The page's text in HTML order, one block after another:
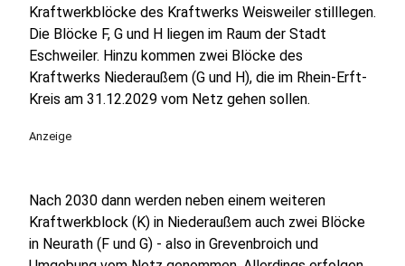
Kraftwerkblöcke des Kraftwerks Weisweiler stilllegen.
Die Blöcke F, G und H liegen im Raum der Stadt
Eschweiler. Hinzu kommen zwei Blöcke des
Kraftwerks Niederaußem (G und H), die im Rhein-Erft-
Kreis am 31.12.2029 vom Netz gehen sollen.
Anzeige
Nach 2030 dann werden neben einem weiteren
Kraftwerkblock (K) in Niederaußem auch zwei Blöcke
in Neurath (F und G) - also in Grevenbroich und